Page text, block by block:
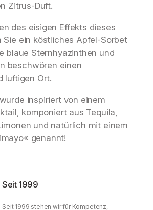
Zitrus-Duft.
des eisigen Effekts dieses
Sie ein köstliches Apfel-Sorbet
blaue Sternhyazinthen und
beschwören einen
luftigen Ort.
inspiriert von einem
komponiert aus Tequila,
und natürlich mit einem
genannt!
Seit 1999
Seit 1999 stehen wir für Kompetenz,